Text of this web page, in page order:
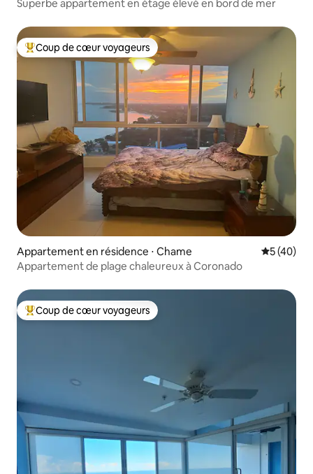
Superbe appartement en étage élevé en bord de mer
Coups de cœur voyageurs les plus appréciés
Coup de cœur voyageurs
Appartement en résidence ⋅ Chame
5 (40)
Appartement de plage chaleureux à Coronado
Coups de cœur voyageurs les plus appréciés
Coup de cœur voyageurs